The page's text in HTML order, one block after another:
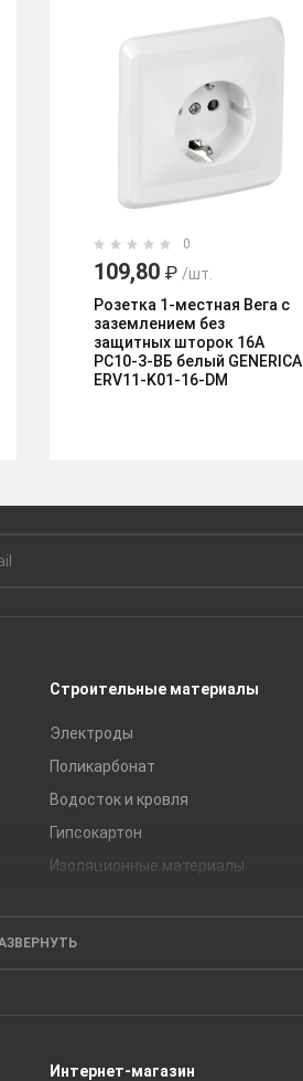
0
109,80 ₽ /шт.
Розетка 1-местная Вега с
заземлением без
защитных шторок 16А
РС10-3-ВБ белый GENERICA
ERV11-K01-16-DM
Строительные материалы
Электроды
Поликарбонат
Водосток и кровля
Гипсокартон
Изоляционные материалы
Сухие смеси
Интернет-магазин